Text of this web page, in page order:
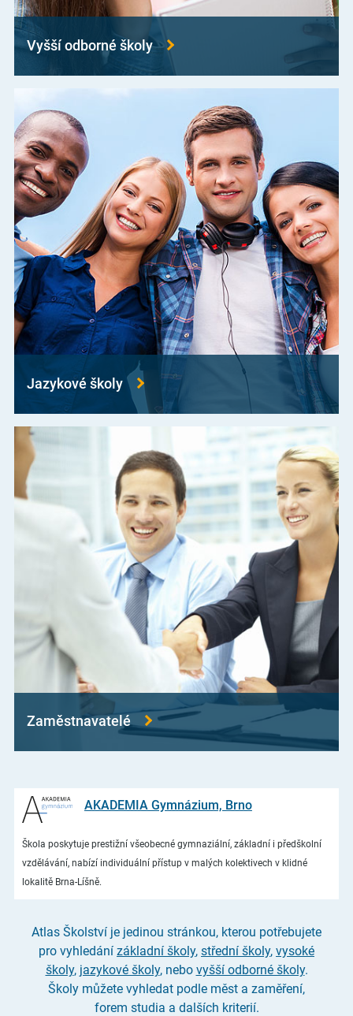
Vyšší odborné školy
Jazykové školy
Zaměstnavatelé
AKADEMIA Gymnázium, Brno
Škola poskytuje prestižní všeobecné gymnaziální, základní i předškolní
vzdělávání, nabízí individuální přístup v malých kolektivech v klidné
lokalitě Brna-Líšně.
Atlas Školství je jedinou stránkou, kterou potřebujete
pro vyhledání základní školy, střední školy, vysoké
školy, jazykové školy, nebo vyšší odborné školy.
Školy můžete vyhledat podle měst a zaměření,
forem studia a dalších kriterií.